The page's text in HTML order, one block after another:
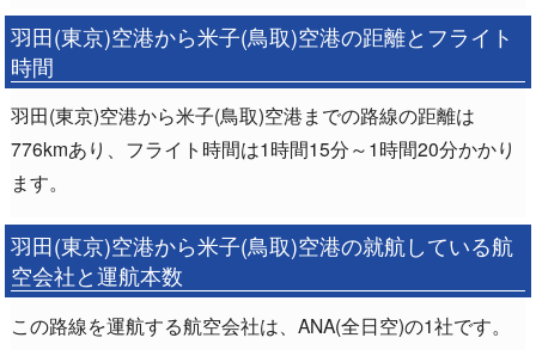
羽田(東京)空港から米子(鳥取)空港の距離とフライト
時間
羽田(東京)空港から米子(鳥取)空港までの路線の距離は
776kmあり、フライト時間は1時間15分～1時間20分かかり
ます。
羽田(東京)空港から米子(鳥取)空港の就航している航
空会社と運航本数
この路線を運航する航空会社は、ANA(全日空)の1社です。